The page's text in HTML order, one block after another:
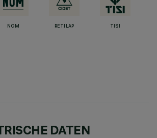
NOM RETILAP TISI
DATEN